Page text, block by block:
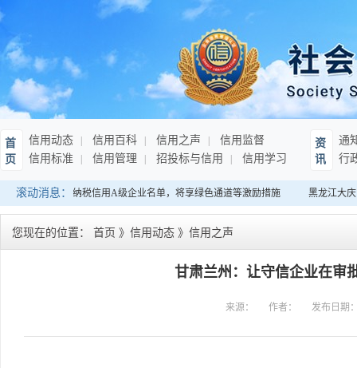
首
页
信用动态 信用百科 信用之声
信用监督
信用标准
信用管理 招投标与信用 信用学习
资
讯
通
行
滚动消息：
发布连续10年纳税信用A级企业名单，将享绿色通道等激励措施 黑龙江大庆
您现在的位置： 首页 》 信用动态 》 信用之声
甘肃兰州：让守信企业在审
来源： 作者： 发布日期